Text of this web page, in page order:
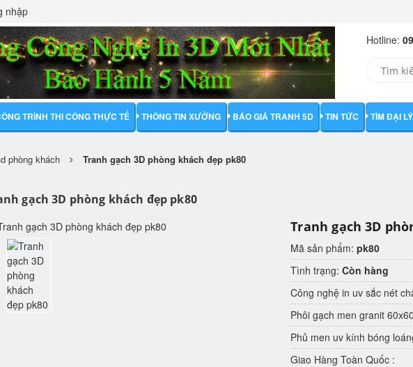
nhập
Hotline:
TRÌNH THI CÔNG THỰC TẾ THÔNG TIN XƯỞNG BÁO GIÁ TRANH 5D TIN TỨC TÌM ĐẠI
phòng khách Tranh gạch 3D phòng khách đẹp pk80
gạch 3D phòng khách đẹp pk80
Tranh gạch 3D
Mã sản phẩm:pk80
Tình trạng:Còn hàng
Công nghệ in uv sắc nét
Phôi gạch men granit
Phủ men uv kính bóng
Giao Hàng Toàn Quốc :